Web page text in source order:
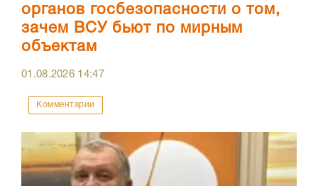
органов госбезопасности о том,
зачем ВСУ бьют по мирным
объектам
01.08.2026 14:47
Комментарии